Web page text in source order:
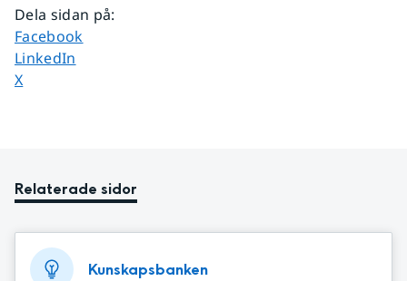
Dela sidan på:
Dela sidan på
Facebook
Dela sidan på
LinkedIn
Dela sidan på
X
Relaterade sidor
Kunskapsbanken